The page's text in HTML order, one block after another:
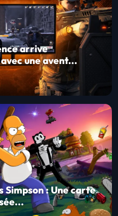
arrive
une avent...
Simpson : Une carte